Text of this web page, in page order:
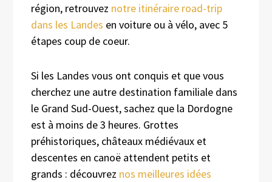
région, retrouvez notre itinéraire road-trip
dans les Landes en voiture ou à vélo, avec 5
étapes coup de coeur.
Si les Landes vous ont conquis et que vous
cherchez une autre destination familiale dans
le Grand Sud-Ouest, sachez que la Dordogne
est à moins de 3 heures. Grottes
préhistoriques, châteaux médiévaux et
descentes en canoë attendent petits et
grands : découvrez nos meilleures idées